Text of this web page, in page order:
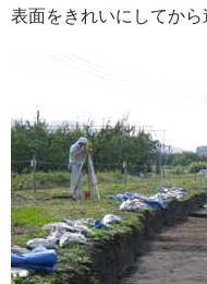
表面をきれいにしてから